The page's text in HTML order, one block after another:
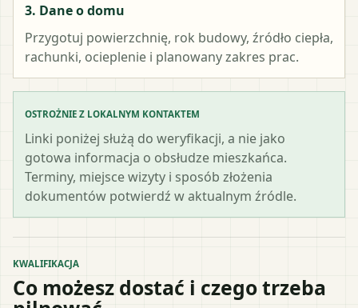
3. Dane o domu
Przygotuj powierzchnię, rok budowy, źródło ciepła,
rachunki, ocieplenie i planowany zakres prac.
OSTROŻNIE Z LOKALNYM KONTAKTEM
Linki poniżej służą do weryfikacji, a nie jako
gotowa informacja o obsłudze mieszkańca.
Terminy, miejsce wizyty i sposób złożenia
dokumentów potwierdź w aktualnym źródle.
KWALIFIKACJA
Co możesz dostać i czego trzeba